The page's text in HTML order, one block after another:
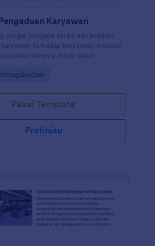
Karyawan
sangat berguna ketika ada keluhan
terhadap karyawan, manajer
lainnya. Anda dapat
keluhan apa pun.
nama karyawan, tanggal
supervisor/pengawas, deskripsi
komentar tambahan, komentar
tangan. Gunakan Pembuat Formulir
kami untuk mengubah Formulir
Salin formulir ini dan segera gunakan
Pakai Template
Pratinjau